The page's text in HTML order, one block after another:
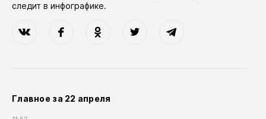
следит в инфографике.
Главное за 22 апреля